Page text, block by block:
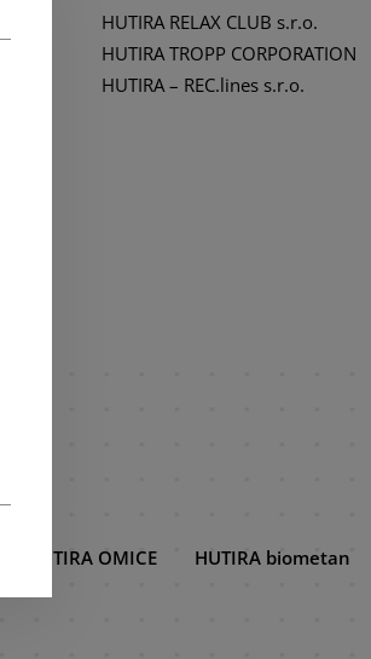
HUTIRA RELAX CLUB s.r.o.
HUTIRA TROPP CORPORATION
HUTIRA – REC.lines s.r.o.
HUTIRA OMICE HUTIRA biometan